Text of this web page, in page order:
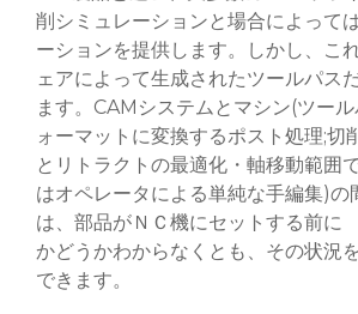
削シミュレーションと場合によって
ーションを提供します。しかし、こ
ェアによって生成されたツールパス
ます。CAMシステムとマシン(ツー
ォーマットに変換するポスト処理;切
とリトラクトの最適化・軸移動範囲
はオペレータによる単純な手編集)の
は、部品がＮＣ機にセットする前に
かどうかわからなくとも、その状況
できます。